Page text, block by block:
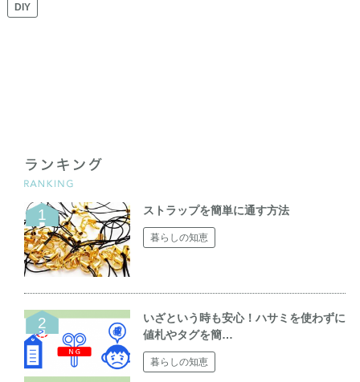
DIY
ストラップを簡単に通す方法
暮らしの知恵
いざという時も安心！ハサミを使わずに
値札やタグを簡…
暮らしの知恵